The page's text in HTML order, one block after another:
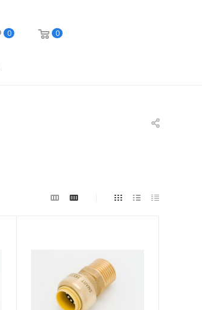
0 0